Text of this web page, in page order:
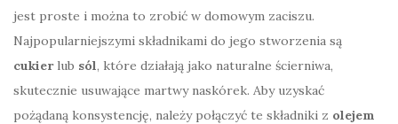
jest proste i można to zrobić w domowym zaciszu.
Najpopularniejszymi składnikami do jego stworzenia są
cukierlub sól, które działają jako naturalne ścierniwa,
skutecznie usuwające martwy naskórek. Aby uzyskać
pożądaną konsystencję, należy połączyć te składniki z olejem